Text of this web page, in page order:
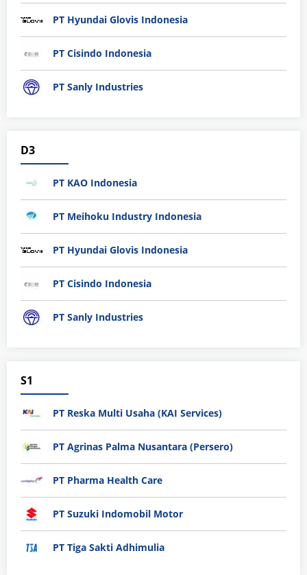
PT Hyundai Glovis Indonesia
PT Cisindo Indonesia
PT Sanly Industries
D3
PT KAO Indonesia
PT Meihoku Industry Indonesia
PT Hyundai Glovis Indonesia
PT Cisindo Indonesia
PT Sanly Industries
S1
PT Reska Multi Usaha (KAI Services)
PT Agrinas Palma Nusantara (Persero)
PT Pharma Health Care
PT Suzuki Indomobil Motor
PT Tiga Sakti Adhimulia